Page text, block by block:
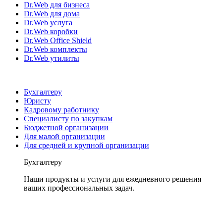
Dr.Web для бизнеса
Dr.Web для дома
Dr.Web услуга
Dr.Web коробки
Dr.Web Office Shield
Dr.Web комплекты
Dr.Web утилиты
Бухгалтеру
Юристу
Кадровому работнику
Специалисту по закупкам
Бюджетной организации
Для малой организации
Для средней и крупной организации
Бухгалтеру
Наши продукты и услуги для ежедневного решения
ваших профессиональных задач.